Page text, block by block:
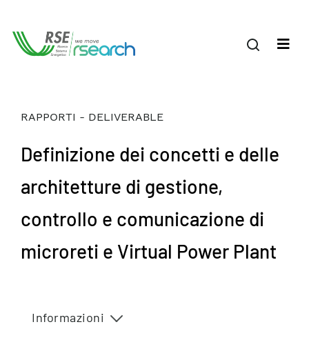
RAPPORTI - DELIVERABLE
Definizione dei concetti e delle
architetture di gestione,
controllo e comunicazione di
microreti e Virtual Power Plant
Informazioni